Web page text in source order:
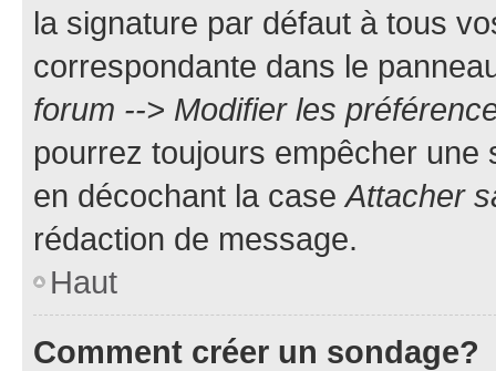
la signature par défaut à tous
correspondante dans le
forum --> Modifier les
pourrez toujours empêcher une
en décochant la caseAttacher
rédaction de message.
Haut
Comment créer un sondage?